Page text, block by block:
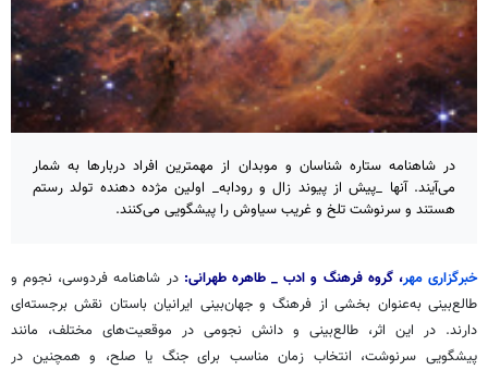
در شاهنامه ستاره شناسان و موبدان از مهمترین افراد دربارها به شمار
می‌آیند. آنها _پیش از پیوند زال و رودابه_ اولین مژده دهنده تولد رستم
هستند و سرنوشت تلخ و غریب سیاوش را پیشگویی می‌کنند.
خبرگزاری مهر، گروه فرهنگ و ادب _ طاهره طهرانی: در شاهنامه فردوسی، نجوم و
طالع‌بینی به‌عنوان بخشی از فرهنگ و جهان‌بینی ایرانیان باستان نقش برجسته‌ای
دارند. در این اثر، طالع‌بینی و دانش نجومی در موقعیت‌های مختلف، مانند
پیشگویی سرنوشت، انتخاب زمان مناسب برای جنگ یا صلح، و همچنین در